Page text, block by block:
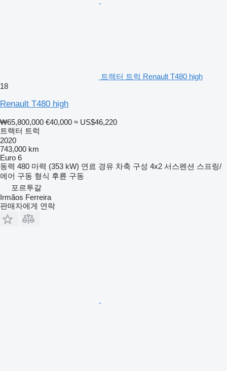
트랙터 트럭 Renault T480 high
18
Renault T480 high
₩65,800,000 €40,000 ≈ US$46,220
트랙터 트럭
2020
743,000 km
Euro 6
동력 480 마력 (353 kW) 연료 경유 차축 구성 4x2 서스펜션 스프링/
에어 구동 형식 후륜 구동
포르투갈
Irmãos Ferreira
판매자에게 연락